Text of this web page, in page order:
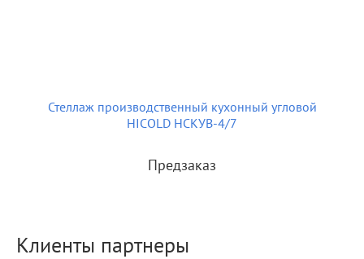
Стеллаж производственный кухонный угловой
HICOLD НСКУВ-4/7
Предзаказ
Клиенты партнеры